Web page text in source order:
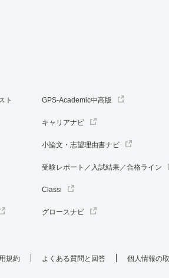
ト GPS-Academic中高版
キャリアナビ
小論文・志望理由書ナビ
受験レポート／入試結果／合格ライン
Classi
グロースナビ
規約 よくある質問と回答 個人情報の